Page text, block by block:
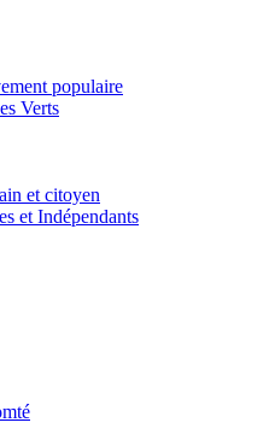
populaire
Verts
et citoyen
et Indépendants